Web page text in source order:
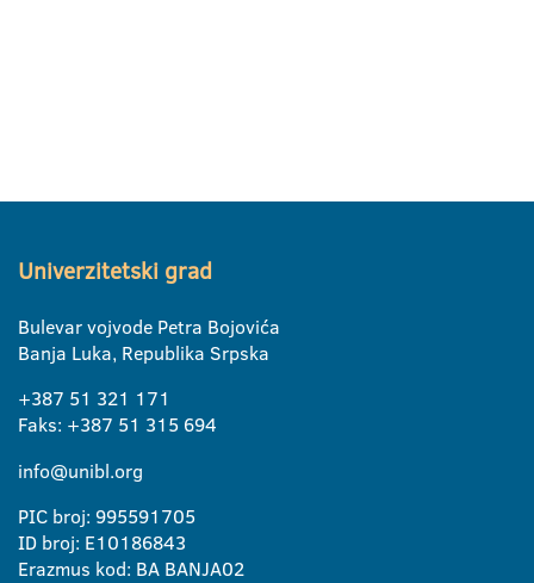
Univerzitetski grad
Bulevar vojvode Petra Bojovića
Banja Luka, Republika Srpska
+387 51 321 171
Faks: +387 51 315 694
info@unibl.org
PIC broj: 995591705
ID broj: E10186843
Erazmus kod: BA BANJA02